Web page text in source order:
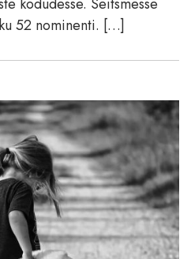
52 nominenti. […]